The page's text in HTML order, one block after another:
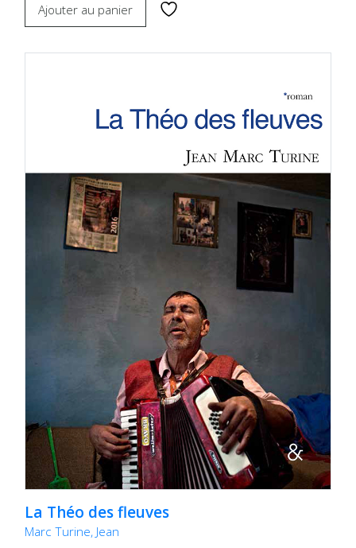
Ajouter au panier
La Théo des fleuves
Marc Turine, Jean